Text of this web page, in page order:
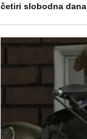
četiri slobodna dana